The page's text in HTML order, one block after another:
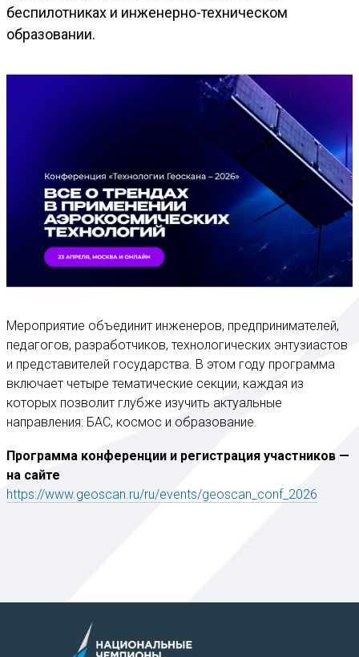
беспилотниках и инженерно-техническом
образовании.
Мероприятие объединит инженеров, предпринимателей,
педагогов, разработчиков, технологических энтузиастов
и представителей государства. В этом году программа
включает четыре тематические секции, каждая из
которых позволит глубже изучить актуальные
направления: БАС, космос и образование.
Программа конференции и регистрация участников —
на сайте
https://www.geoscan.ru/ru/events/geoscan_conf_2026